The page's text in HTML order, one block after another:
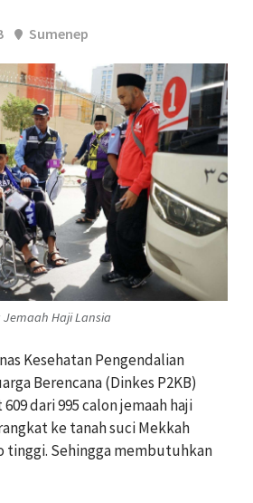
Sumenep
Haji Lansia
Kesehatan Pengendalian
Berencana (Dinkes P2KB)
dari 995 calon jemaah haji
ke tanah suci Mekkah
tinggi. Sehingga membutuhkan